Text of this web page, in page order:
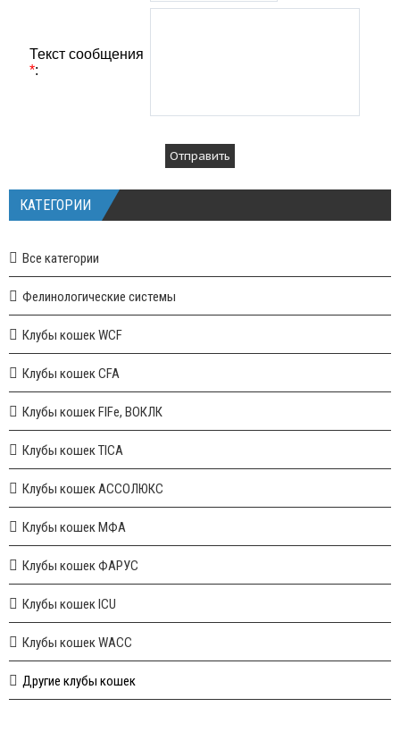
Текст сообщения
*:
КАТЕГОРИИ
Все категории
Фелинологические системы
Клубы кошек WCF
Клубы кошек CFA
Клубы кошек FIFe, ВОКЛК
Клубы кошек TICA
Клубы кошек АССОЛЮКС
Клубы кошек МФА
Клубы кошек ФАРУС
Клубы кошек ICU
Клубы кошек WACC
Другие клубы кошек